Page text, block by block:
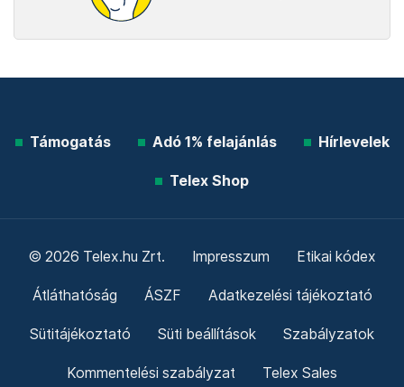
Támogatás Adó 1% felajánlás Hírlevelek
Telex Shop
© 2026 Telex.hu Zrt. Impresszum Etikai kódex
Átláthatóság ÁSZF Adatkezelési tájékoztató
Sütitájékoztató Süti beállítások Szabályzatok
Kommentelési szabályzat Telex Sales